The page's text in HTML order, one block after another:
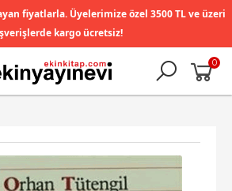
fiyatlarla. Üyelerimize özel 3500 TL ve üzeri
kargo ücretsiz!
0